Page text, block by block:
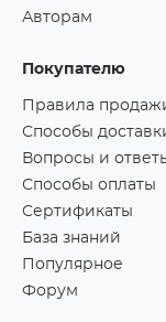
Авторам
Покупателю
Правила
Способы
Вопросы и
Способы оплаты
Сертификаты
База знаний
Популярное
Форум